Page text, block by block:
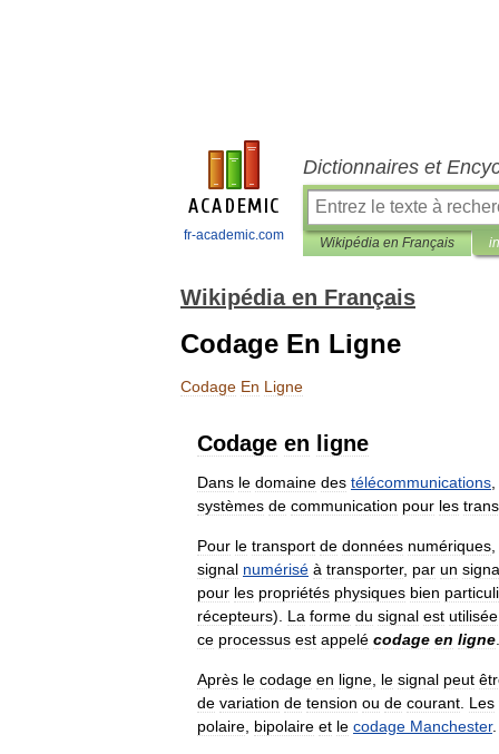
fr-academic.com
Dictionnaires et
Wikipédia en Français
Wikipédia en Français
Codage En Ligne
Codage En Ligne
Codage en ligne
Dans le domaine des télécommunications
systèmes de communication pour les
Pour le transport de données numériques
signal numérisé à transporter, par un
pour les propriétés physiques bien
récepteurs). La forme du signal est utilisée
ce processus est appelé codage en ligne
Après le codage en ligne le signal peut
de variation de tension ou de courant Les
polaire bipolaire et le codage Manchester.